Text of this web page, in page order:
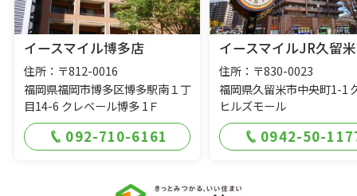
イースマイル博多店
住所：〒812-0016
福岡県福岡市博多区博多駅南１丁
目14-6 クレベール博多 1Ｆ
092-710-6161
イースマイルJR久留
住所：〒830-0023
福岡県久留米市中央町1-1
ヒルズモール
0942-50-